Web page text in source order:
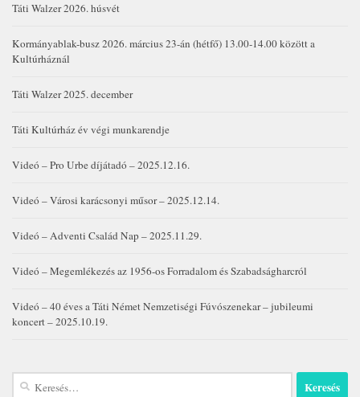
Táti Walzer 2026. húsvét
Kormányablak-busz 2026. március 23-án (hétfő) 13.00-14.00 között a
Kultúrháznál
Táti Walzer 2025. december
Táti Kultúrház év végi munkarendje
Videó – Pro Urbe díjátadó – 2025.12.16.
Videó – Városi karácsonyi műsor – 2025.12.14.
Videó – Adventi Család Nap – 2025.11.29.
Videó – Megemlékezés az 1956-os Forradalom és Szabadságharcról
Videó – 40 éves a Táti Német Nemzetiségi Fúvószenekar – jubileumi
koncert – 2025.10.19.
Keresés: